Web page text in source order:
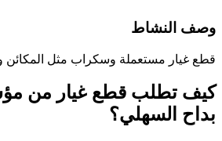
وصف النشاط
قطع غيار مستعملة وسكراب مثل المكائن
كيف تطلب قطع غيار من
بداح السهلي؟